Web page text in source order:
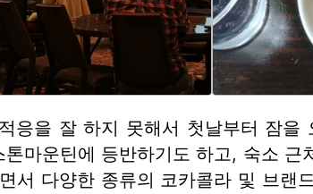
응을 잘 하지 못해서 첫날부터 잠을
마운틴에 등반하기도 하고, 숙소 근
서 다양한 종류의 코카콜라 및 브랜